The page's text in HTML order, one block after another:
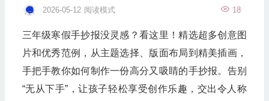
2026-05-12 18
阅读模式
三年级寒假手抄报没灵感？看这里！精选超多创意图
片和优秀范例，从主题选择、版面布局到精美插画，
手把手教你如何制作一份高分又吸睛的手抄报。告别
“无从下手”，让孩子轻松享受创作乐趣，交出令人称